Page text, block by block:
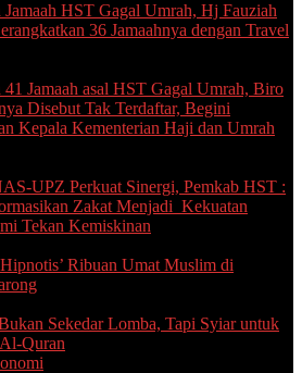
Jamaah HST Gagal Umrah, ‎Hj Fauziah
36 Jamaahnya dengan Travel
Jamaah asal HST Gagal ‎Umrah, Biro
Disebut Tak Terdaftar, Begini
Kepala ‎Kementerian Haji dan Umrah
UPZ Perkuat Sinergi, Pemkab HST :
Zakat Menjadi Kekuatan
Tekan Kemiskinan
Ribuan Umat Muslim di
Sekedar Lomba, Tapi Syiar untuk
Quran